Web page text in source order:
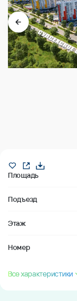
Площадь
Подъезд
Этаж
Номер
Все характеристики